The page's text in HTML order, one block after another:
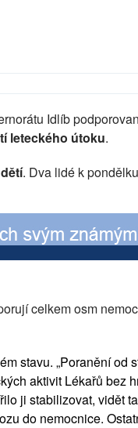
Idlíb
leteckého útoku.
. Dva lidé k
celkem osm
stavu. „Poranění od
aktivit Lékařů bez
ji stabilizovat, vidět
do nemocnice.